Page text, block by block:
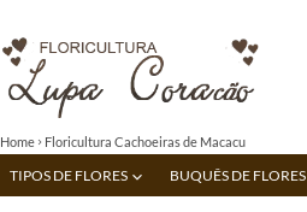
TIPOS DE FLORES BUQUÊS DE FLORES
Home Floricultura Cachoeiras de Macacu